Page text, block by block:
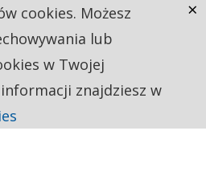
cookies. Możesz
lub
w Twojej
znajdziesz w
×